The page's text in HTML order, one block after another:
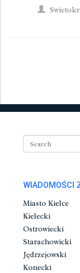
WIADOMOŚCI
Miasto Kielce
Kielecki
Ostrowiecki
Starachowicki
Jędrzejowski
Konecki